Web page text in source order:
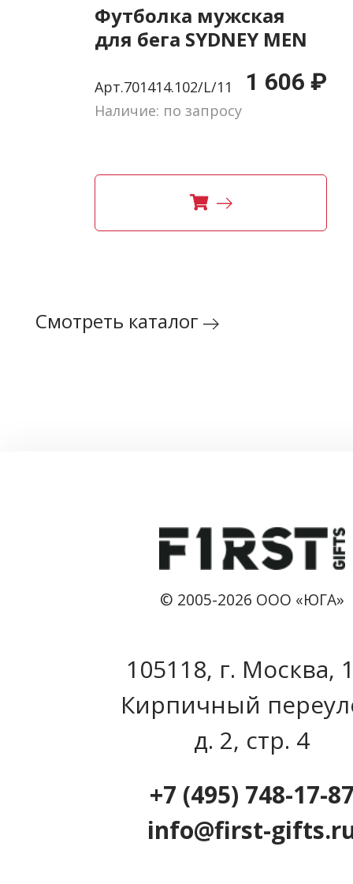
Футболка мужская
для бега SYDNEY MEN
Арт.701414.102/L/11 1 606 ₽
Наличие: по запросу
Смотреть каталог
© 2005-2026 ООО «ЮГА»
105118, г. Москва,
Кирпичный
д. 2, стр. 4
+7 (495) 748-17-
info@first-